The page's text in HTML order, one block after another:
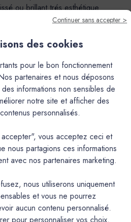
ou brillant trés esthétique
et les transparences des enduits
nature en fait un produit
qu’en extérieur.Cependant,
ou non le produit en extérieur
certaines couleurs.En version
application déconseillée à
suivantes : AGAVE, ALBERTE,
BIMONT, BISOU, CAFOUCH,
GRAND PIN, JOUBARBE,
MINOT, MIRAMAR, MON
PICNIC, SARTINE,
d’une I.T.E. (Isolation Thermique
CAGNARD, CAGOLE,
CHAVANNE, FRIOUL,
Continuer sans accepter >
des cookies
pour le bon fonctionnement
partenaires et nous déposons
informations non sensibles de
notre site et afficher des
personnalisés.
accepter", vous acceptez ceci et
nous partagions ces informations
avec nos partenaires marketing.
nous utiliserons uniquement
et vous ne pourrez
aucun contenu personnalisé.